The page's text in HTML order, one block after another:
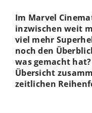
Im Marvel
inzwischen weit
viel mehr
noch den
was gemacht
Übersicht
zeitlichen